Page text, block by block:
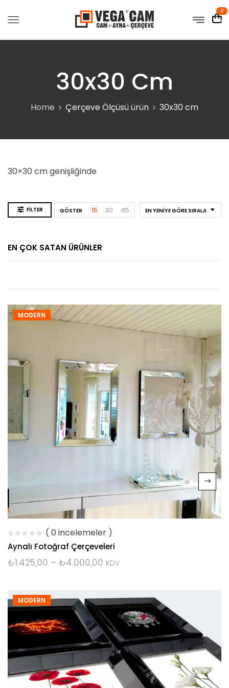
0
30x30 Cm
Home Çerçeve Ölçüsü ürün 30x30 cm
30×30 cm genişliğinde
FILTER EN YENIYE GÖRE SIRALA
GÖSTER 15 30 45
EN ÇOK SATAN ÜRÜNLER
MODERN
( 0 incelemeler )
Aynalı Fotoğraf Çerçeveleri
₺1.425,00 – ₺4.000,00 KDV
MODERN